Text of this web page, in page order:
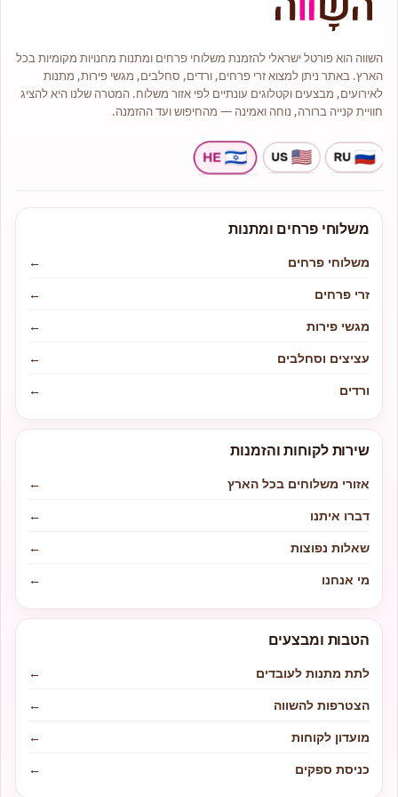
אנו מספקים משלוחים לבתים פרטיים,
משרדים, בתי עסק, מוסדות רפואיים
זרי פרחים לכל אירוע בחנות תמצאו
מגוון רחב של זרי ורדים, ליזיאנטוס,
גרברות, חמניות, סחלבים, צבעונים
ופרחים עונתיים מרהיבים.
אירועים משפחתיים, חגים, מחוות
רומנטיות ואירועים עסקיים.
מתנות ופרחים במקום אחד בנוסף
איכותיים בלוני הליום לאירועים עציצים
וצמחים לבית ולמשרד מארזי שי
מעוצבים יינות ומתנות מיוחדות מתנות
בשדה ירוק?
השווה הוא פורטל ישראלי להזמנת משלוחי פרחים ומתנות מחנויות מקומיות בכל
הארץ. באתר ניתן למצוא זרי פרחים, ורדים, סחלבים, מגשי פירות, מתנות
לאירועים, מבצעים וקטלוגים עונתיים לפי אזור משלוח. המטרה שלנו היא להציג
חוויית קנייה ברורה, נוחה ואמינה — מהחיפוש ועד ההזמנה.
משלוחי פרחים ומתנות
משלוחי פרחים
←
זרי פרחים
←
מגשי פירות
←
עציצים וסחלבים
←
ורדים
←
שירות לקוחות והזמנות
אזורי משלוחים בכל הארץ
←
דברו איתנו
←
שאלות נפוצות
←
מי אנחנו
←
הטבות ומבצעים
לתת מתנות לעובדים
←
הצטרפות להשווה
←
מועדון לקוחות
←
כניסת ספקים
←